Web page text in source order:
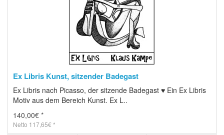
Ex Libris Kunst, sitzender Badegast
Ex Libris nach Picasso, der sitzende Badegast ♥ Ein Ex Libris
Motiv aus dem Bereich Kunst. Ex L..
140,00€ *
Netto 117,65€ *